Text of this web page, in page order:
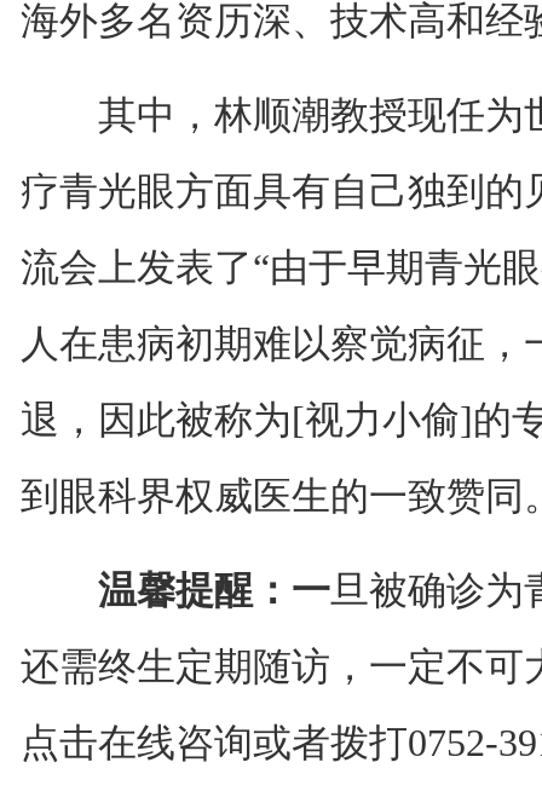
海外多名资历深、技术高和经
其中，林顺潮教授现任为
疗青光眼方面具有自己独到
流会上发表了“由于早期青光
人在患病初期难以察觉病征
退，因此被称为[视力小偷]的
到眼科界权威医生的一致赞同
温馨提醒： 一旦被确诊为
还需终生定期随访，一定不
点击在线咨询或者拨打0752-